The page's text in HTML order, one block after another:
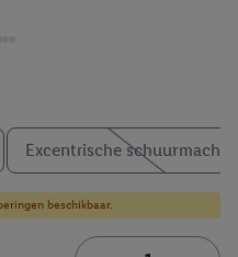
Excentrische
beschikbaar.